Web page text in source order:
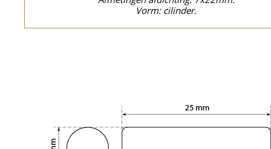
Vorm: cilinder.